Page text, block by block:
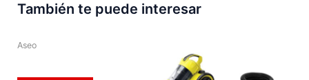
También te puede interesar
Aseo